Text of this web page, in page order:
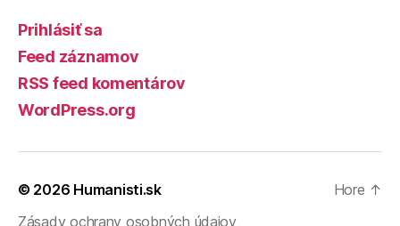
Prihlásiť sa
Feed záznamov
RSS feed komentárov
WordPress.org
© 2026 Humanisti.sk
Zásady ochrany osobných údajov
Hore ↑